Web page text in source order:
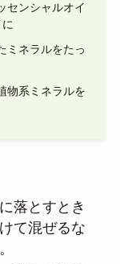
センシャルオイ
ミネラルをたっ
物系ミネラルを
落とすとき
て混ぜるな